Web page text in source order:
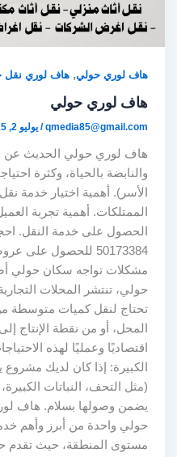
هاف لوري حولي,هاف لوري نقل
هاف لوري حولي
qmedia85@gmail.com
/يوليو 2, 2025
هاف لوري حولي الحديث عن
والنابضة بالحياة، وكثرة
الأسر). أهمية اختيار خدمة
الممتلكات. أهمية تجربة
الحصول على خدمة النقل.
50173384 للحصول
مشكلات تواجه سكان حولي
حولي، تنتشر المحلات
تحتاج لنقل كميات متوسطة
المحل، أو من نقطة الإنتاج
اقتصاديًا وعمليًا لهذه
الكبيرة: إذا كان لديك
(مثل التحف، النباتات
يضمن وصولها بسلام. هاف
حولي واحدة من أبرز وأهم
مستوى المنطقة، حيث تقدم